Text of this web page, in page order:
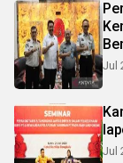
Jul
Jul